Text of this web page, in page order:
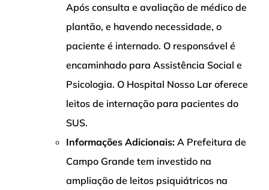
Após consulta e avaliação de médico de
plantão, e havendo necessidade, o
paciente é internado. O responsável é
encaminhado para Assistência Social e
Psicologia. O Hospital Nosso Lar oferece
leitos de internação para pacientes do
SUS.
Informações Adicionais: A Prefeitura de
Campo Grande tem investido na
ampliação de leitos psiquiátricos na